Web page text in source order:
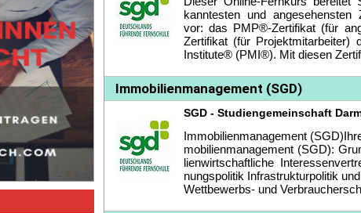
kann­tes­ten und an­ge­se­hens­ten
vor: das PMP®-Zer­ti­fi­kat (für
Zer­ti­fi­kat (für Pro­jekt­mit­ar­bei­ter)
In­sti­tu­te® (PMI®). Mit die­sen
Immobilienmanagement (SGD)
SGD - Studiengemeinschaft
Im­mo­bi­li­en­ma­nage­ment
mo­bi­li­en­ma­nage­ment (SGD):
li­en­wirt­schaft­li­che
nungs­po­li­tik In­fra­struk­tur­po­li­tik
Wett­be­werbs- und